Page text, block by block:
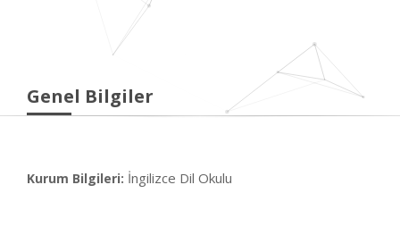
Genel Bilgiler
Kurum Bilgileri: İngilizce Dil Okulu